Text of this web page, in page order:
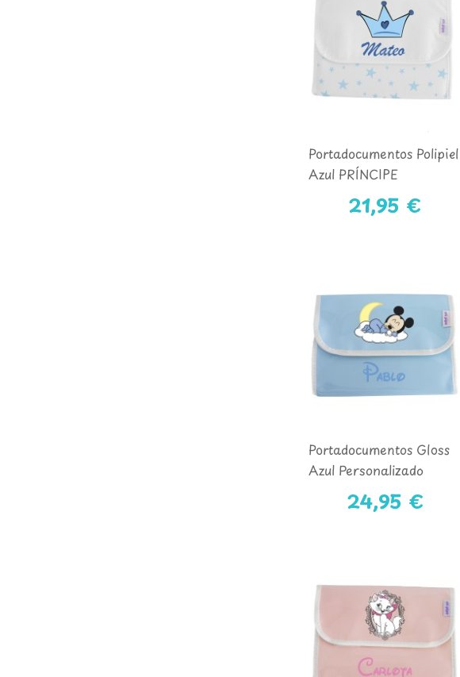
Portadocumentos Polipiel
Azul PRÍNCIPE
21,95 €
Portadocumentos Gloss
Azul Personalizado
MICKEY24,95 €